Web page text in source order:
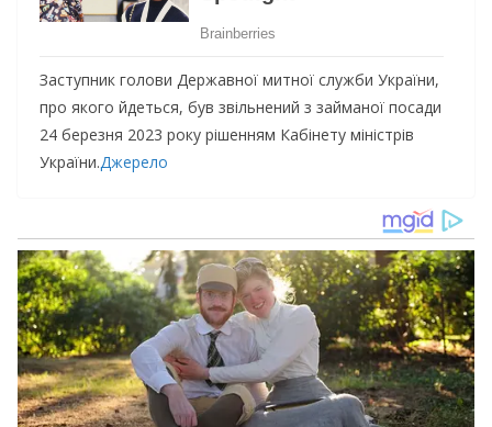
Заступник голови Державної митної служби України,
про якого йдеться, був звільнений з займаної посади
24 березня 2023 року рішенням Кабінету міністрів
України.Джерело